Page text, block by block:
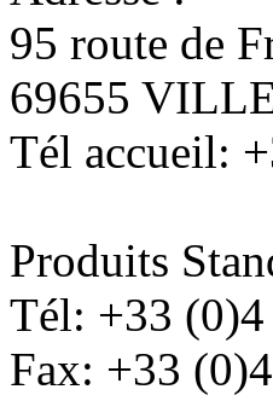
95 route de
69655
Tél accueil:
Produits
Tél: +33
Fax: +33